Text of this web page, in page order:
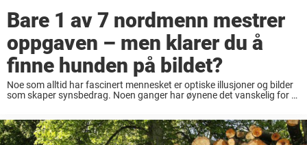
Bare 1 av 7 nordmenn mestrer
oppgaven – men klarer du å
finne hunden på bildet?
Noe som alltid har fascinert mennesket er optiske illusjoner og bilder
som skaper synsbedrag. Noen ganger har øynene det vanskelig for å